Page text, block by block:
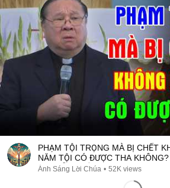
PHẠM TỘI TRỌNG MÀ BỊ CHẾT
NĂM TỘI CÓ ĐƯỢC THA KHÔNG?
NGUYỄN KHẮC HY
Ánh Sáng Lời Chúa • 52K views